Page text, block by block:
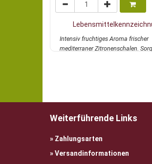
Intensiv fruchtiges Aroma frischer
mediterraner Zitronenschalen.
Weiterführende Links
Zahlungsarten
Versandinformationen